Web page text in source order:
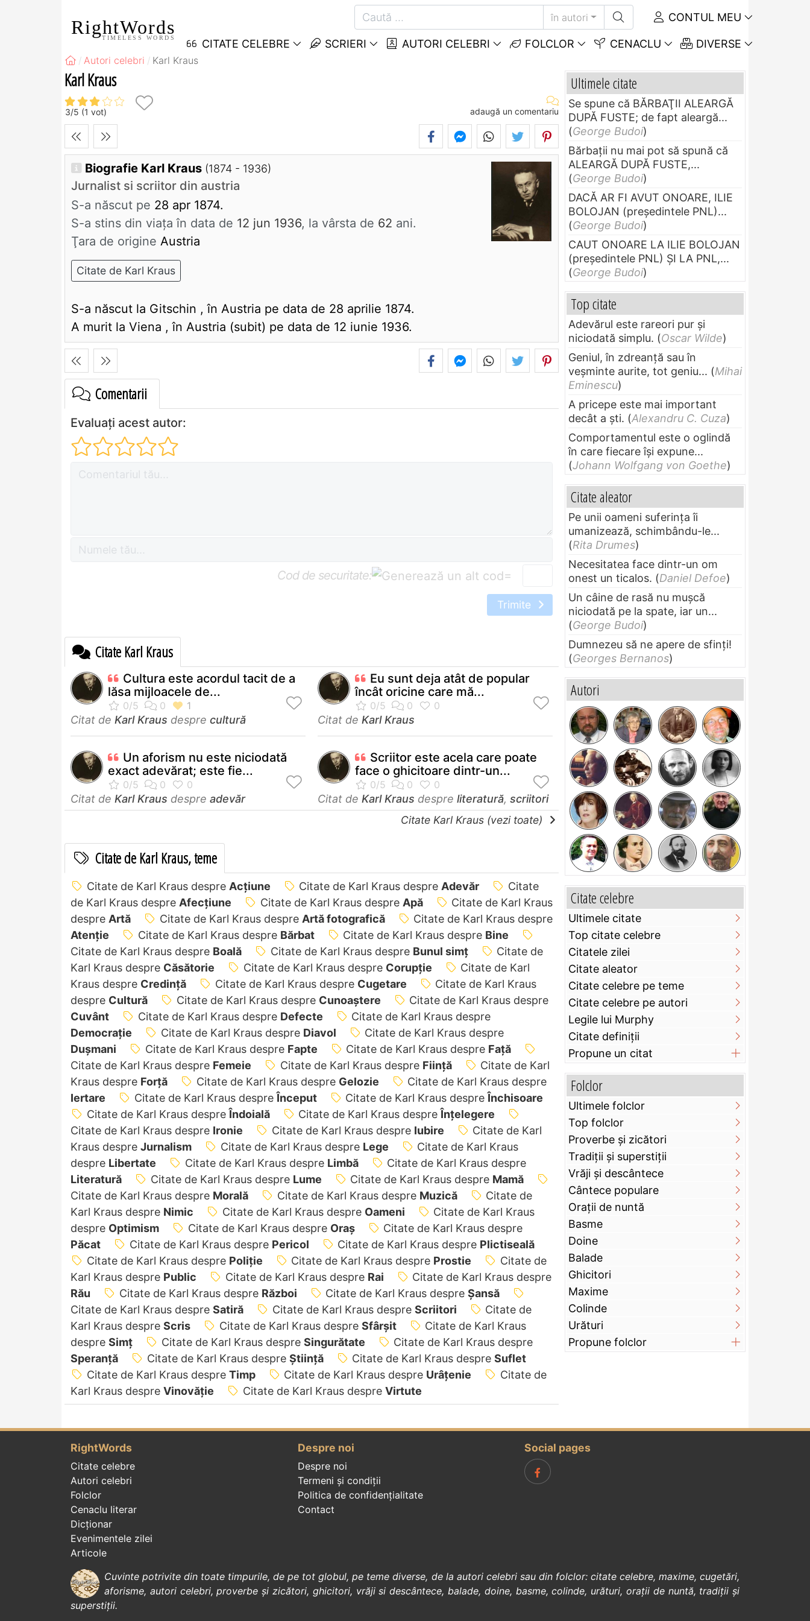
RightWords
TIMELESS WORDS
în autori CONTUL MEU
CITATE CELEBRE SCRIERI AUTORI CELEBRI FOLCLOR CENACLU DIVERSE
Autori celebri Karl Kraus
Karl Kraus
3/5 (1 vot) adaugă un comentariu
Biografie Karl Kraus (1874 - 1936)
Jurnalist si scriitor din austria
S-a născut pe 28 apr 1874.
S-a stins din viaţa în data de 12 jun 1936, la vârsta de 62 ani.
Ţara de origine Austria
Citate de Karl Kraus
S-a născut la Gitschin , în Austria pe data de 28 aprilie 1874.
A murit la Viena , în Austria (subit) pe data de 12 iunie 1936.
Comentarii
Evaluați acest autor:
Cod de securitate: =
Trimite
Citate Karl Kraus
Cultura este acordul tacit de a
lăsa mijloacele de...
Citat de Karl Kraus despre cultură
Eu sunt deja atât de popular
încât oricine care mă...
Citat de Karl Kraus
Un aforism nu este niciodată
exact adevărat; este fie...
Citat de Karl Kraus despre adevăr
Scriitor este acela care poate
face o ghicitoare dintr-un...
Citat de Karl Kraus despre literatură, scriitori
Citate Karl Kraus (vezi toate)
Citate de Karl Kraus, teme
Citate de Karl Kraus despre Acțiune Citate de Karl Kraus despre Adevăr
Citate
de Karl Kraus despre Afecțiune Citate de Karl Kraus despre Apă
Citate de Karl Kraus
despre Artă Citate de Karl Kraus despre Artă fotografică
Citate de Karl Kraus despre
Atenție
Citate de Karl Kraus despre Bărbat Citate de Karl Kraus despre Bine
Citate de Karl Kraus despre Boală Citate de Karl Kraus despre Bunul simț
Citate de
Karl Kraus despre Căsătorie Citate de Karl Kraus despre Corupţie
Citate de Karl
Kraus despre Credință Citate de Karl Kraus despre Cugetare
Citate de Karl Kraus
despre Cultură Citate de Karl Kraus despre Cunoaștere
Citate de Karl Kraus despre
Cuvânt
Citate de Karl Kraus despre Defecte
Citate de Karl Kraus despre
Democrație
Citate de Karl Kraus despre Diavol
Citate de Karl Kraus despre
Dușmani
Citate de Karl Kraus despre Fapte Citate de Karl Kraus despre Față
Citate de Karl Kraus despre Femeie Citate de Karl Kraus despre Ființă
Citate de Karl
Kraus despre Forță Citate de Karl Kraus despre Gelozie
Citate de Karl Kraus despre
Iertare
Citate de Karl Kraus despre Început Citate de Karl Kraus despre Închisoare
Citate de Karl Kraus despre Îndoială Citate de Karl Kraus despre Înțelegere
Citate de Karl Kraus despre Ironie Citate de Karl Kraus despre Iubire
Citate de Karl
Kraus despre Jurnalism Citate de Karl Kraus despre Lege
Citate de Karl Kraus
despre Libertate Citate de Karl Kraus despre Limbă
Citate de Karl Kraus despre
Literatură
Citate de Karl Kraus despre Lume Citate de Karl Kraus despre Mamă
Citate de Karl Kraus despre Morală Citate de Karl Kraus despre Muzică
Citate de
Karl Kraus despre Nimic Citate de Karl Kraus despre Oameni
Citate de Karl Kraus
despre Optimism Citate de Karl Kraus despre Oraș
Citate de Karl Kraus despre
Păcat
Citate de Karl Kraus despre Pericol Citate de Karl Kraus despre Plictiseală
Citate de Karl Kraus despre Poliție Citate de Karl Kraus despre Prostie
Citate de
Karl Kraus despre Public Citate de Karl Kraus despre Rai
Citate de Karl Kraus despre
Rău
Citate de Karl Kraus despre Război Citate de Karl Kraus despre Șansă
Citate de Karl Kraus despre Satiră Citate de Karl Kraus despre Scriitori
Citate de
Karl Kraus despre Scris Citate de Karl Kraus despre Sfârșit
Citate de Karl Kraus
despre Simț Citate de Karl Kraus despre Singurătate
Citate de Karl Kraus despre
Speranță
Citate de Karl Kraus despre Știință Citate de Karl Kraus despre Suflet
Citate de Karl Kraus despre Timp Citate de Karl Kraus despre Urâțenie
Citate de
Karl Kraus despre Vinovăție Citate de Karl Kraus despre Virtute
Ultimele citate
Se spune că BĂRBAŢII ALEARGĂ
DUPĂ FUSTE; de fapt aleargă...
(George Budoi)
Bărbaţii nu mai pot să spună că
ALEARGĂ DUPĂ FUSTE,...
(George Budoi)
DACĂ AR FI AVUT ONOARE, ILIE
BOLOJAN (preşedintele PNL)...
(George Budoi)
CAUT ONOARE LA ILIE BOLOJAN
(preşedintele PNL) ŞI LA PNL,...
(George Budoi)
Top citate
Adevărul este rareori pur și
niciodată simplu. (Oscar Wilde)
Geniul, în zdreanţă sau în
veşminte aurite, tot geniu... (Mihai
Eminescu)
A pricepe este mai important
decât a ști. (Alexandru C. Cuza)
Comportamentul este o oglindă
în care fiecare își expune...
(Johann Wolfgang von Goethe)
Citate aleator
Pe unii oameni suferinţa îi
umanizează, schimbându-le...
(Rita Drumes)
Necesitatea face dintr-un om
onest un ticalos. (Daniel Defoe)
Un câine de rasă nu muşcă
niciodată pe la spate, iar un...
(George Budoi)
Dumnezeu să ne apere de sfinți!
(Georges Bernanos)
Autori
Citate celebre
Ultimele citate
Top citate celebre
Citatele zilei
Citate aleator
Citate celebre pe teme
Citate celebre pe autori
Legile lui Murphy
Citate definiţii
Propune un citat
Folclor
Ultimele folclor
Top folclor
Proverbe și zicători
Tradiții și superstiții
Vrăji și descântece
Cântece populare
Orații de nuntă
Basme
Doine
Balade
Ghicitori
Maxime
Colinde
Urături
Propune folclor
RightWords
Citate celebre
Autori celebri
Folclor
Cenaclu literar
Dicționar
Evenimentele zilei
Articole
Despre noi
Despre noi
Termeni și condiții
Politica de confidenţialitate
Contact
Social pages
Cuvinte potrivite din toate timpurile, de pe tot globul, pe teme diverse, de la autori celebrisau din folclor: citate celebre, maxime,cugetări,
aforisme, autori celebri,proverbe și zicători, ghicitori, vrăji si descântece, balade, doine, basme,colinde, urături, orații de nuntă, tradiții și
superstiții.